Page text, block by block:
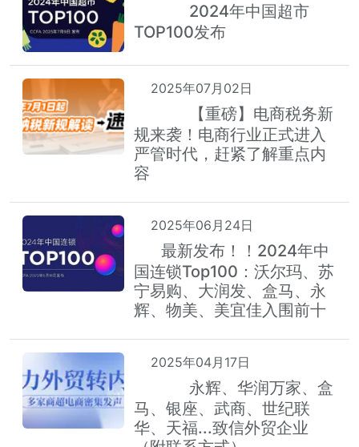
2024年中国超市
TOP100发布
2025年07月02日
【重磅】电商税务新
规来袭！电商行业正式进入
严管时代，赶紧了解重点内
容
2025年06月24日
最新发布！！2024年中
国连锁Top100：沃尔玛、苏
宁易购、大润发、盒马、永
辉、物美、美宜佳入围前十
2025年04月17日
永辉、华润万家、盒
马、银座、武商、世纪联
华、天福...致信外贸企业